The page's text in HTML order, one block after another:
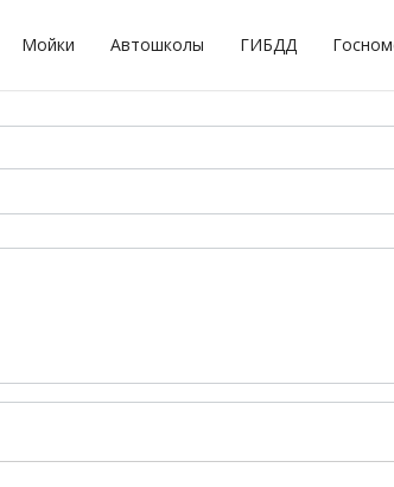
Мойки Автошколы ГИБДД